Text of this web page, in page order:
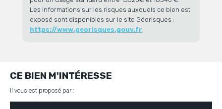
Les informations sur les risques auxquels ce bien est
exposé sont disponibles sur le site Géorisques :
https://www.georisques.gouv.fr
CE BIEN M'INTÉRESSE
Il vous est proposé par :